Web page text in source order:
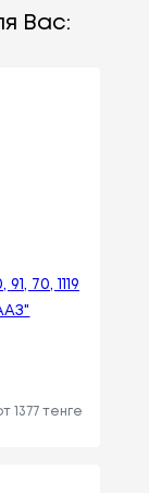
Вас:
70, 1119
1377 тенге